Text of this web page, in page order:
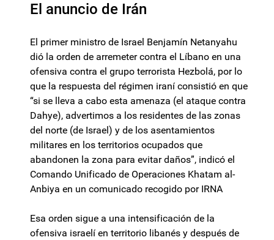
El anuncio de Irán
El primer ministro de Israel Benjamín Netanyahu
dió la orden de arremeter contra el Líbano en una
ofensiva contra el grupo terrorista Hezbolá, por lo
que la respuesta del régimen iraní consistió en que
“si se lleva a cabo esta amenaza (el ataque contra
Dahye), advertimos a los residentes de las zonas
del norte (de Israel) y de los asentamientos
militares en los territorios ocupados que
abandonen la zona para evitar daños”, indicó el
Comando Unificado de Operaciones Khatam al-
Anbiya en un comunicado recogido por IRNA
Esa orden sigue a una intensificación de la
ofensiva israelí en territorio libanés y después de